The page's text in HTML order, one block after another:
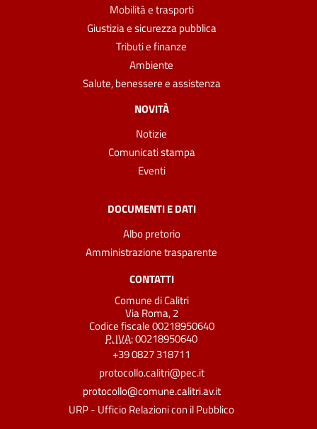
Mobilità e trasporti
Giustizia e sicurezza pubblica
Tributi e finanze
Ambiente
Salute, benessere e assistenza
NOVITÀ
Notizie
Comunicati stampa
Eventi
DOCUMENTI E DATI
Albo pretorio
Amministrazione trasparente
CONTATTI
Comune di Calitri
Via Roma, 2
Codice fiscale 00218950640
P. IVA:00218950640
+39 0827 318711
protocollo.calitri@pec.it
protocollo@comune.calitri.av.it
URP - Ufficio Relazioni con il Pubblico